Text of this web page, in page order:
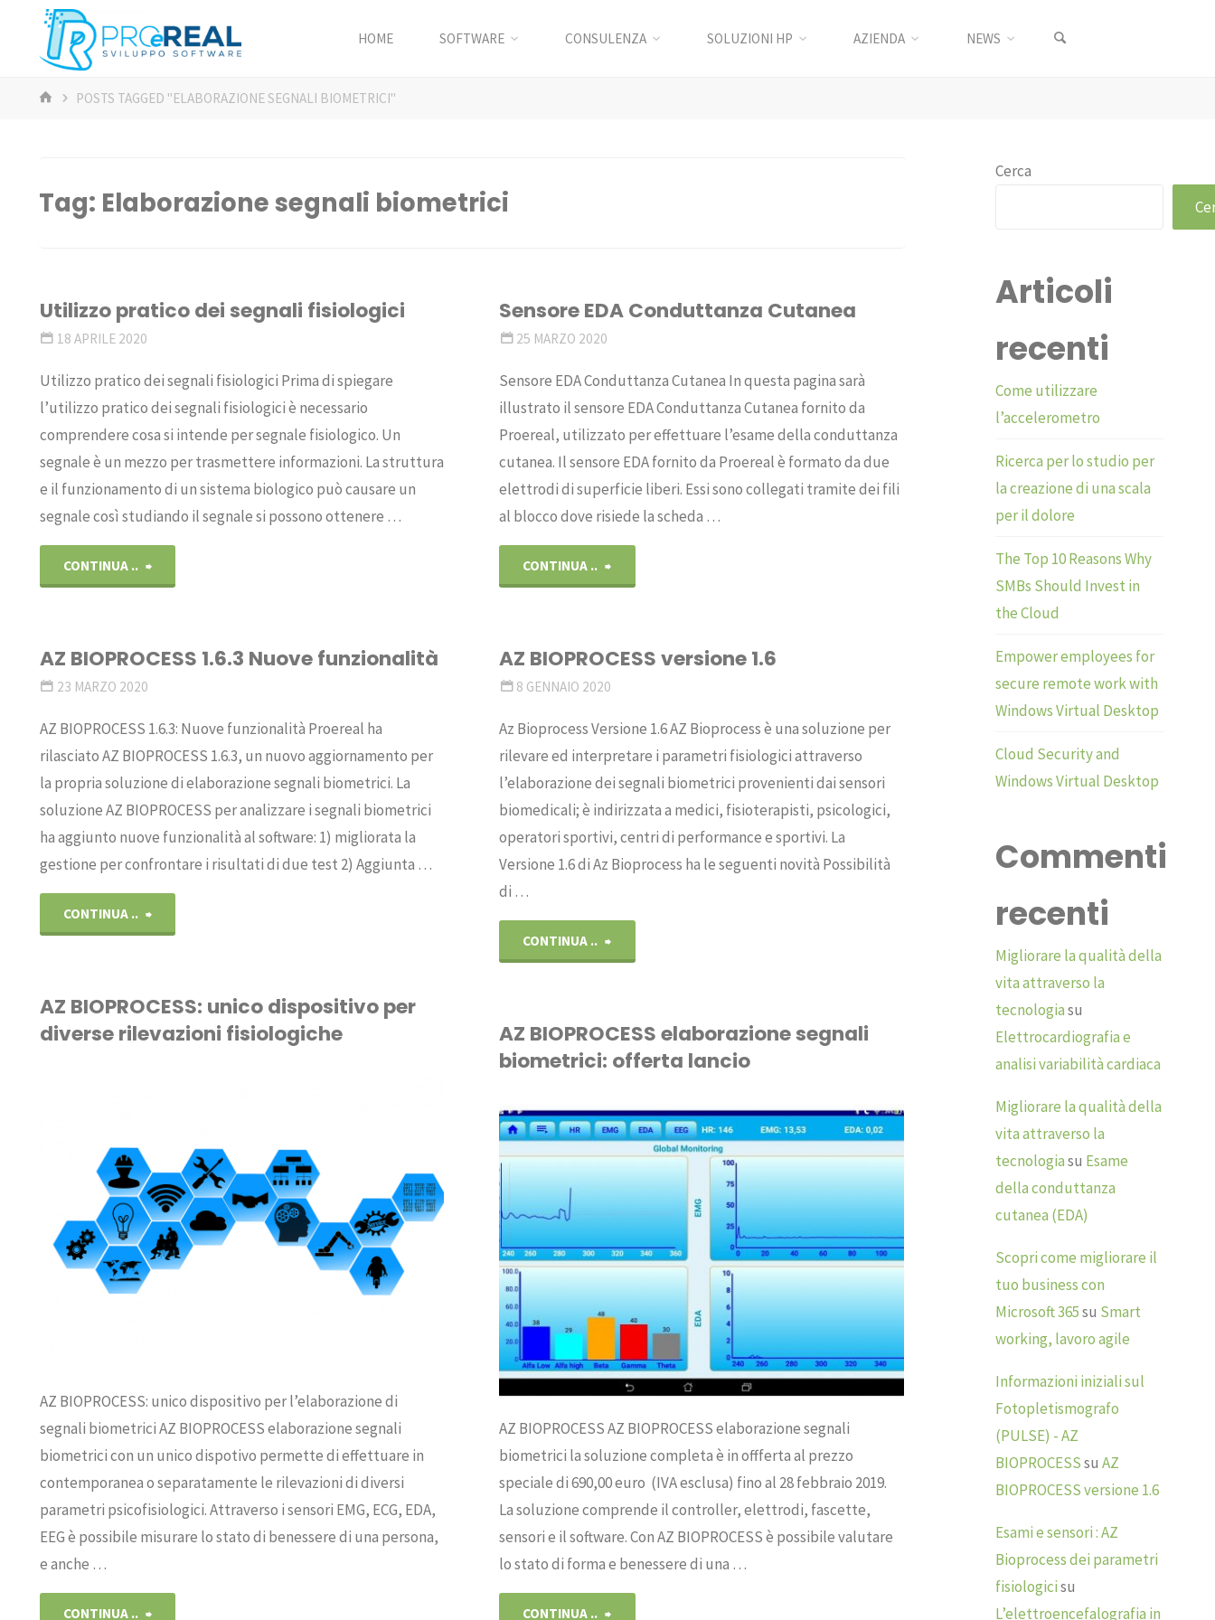
content
PROGETTAZIONE,
REALIZZAZIONE,
HOME SOFTWARE CONSULENZA SOLUZIONI HP AZIENDA NEWS
HOMEPOSTS TAGGED "ELABORAZIONE SEGNALI BIOMETRICI"
Tag: Elaborazione segnali biometrici
Utilizzo pratico dei segnali fisiologici
18 APRILE 2020
Utilizzo pratico dei segnali fisiologici Prima di spiegare
l’utilizzo pratico dei segnali fisiologici è necessario
comprendere cosa si intende per segnale fisiologico. Un
segnale è un mezzo per trasmettere informazioni. La struttura
e il funzionamento di un sistema biologico può causare un
segnale così studiando il segnale si possono ottenere …
CONTINUA .. "Utilizzo
dei
fisiologici"
Sensore EDA Conduttanza Cutanea
25 MARZO 2020
Sensore EDA Conduttanza Cutanea In questa pagina sarà
illustrato il sensore EDA Conduttanza Cutanea fornito da
Proereal, utilizzato per effettuare l’esame della conduttanza
cutanea. Il sensore EDA fornito da Proereal è formato da due
elettrodi di superficie liberi. Essi sono collegati tramite dei fili
al blocco dove risiede la scheda …
CONTINUA ..
Conduttanza
AZ BIOPROCESS 1.6.3 Nuove funzionalità
23 MARZO 2020
AZ BIOPROCESS 1.6.3: Nuove funzionalità Proereal ha
rilasciato AZ BIOPROCESS 1.6.3, un nuovo aggiornamento per
la propria soluzione di elaborazione segnali biometrici. La
soluzione AZ BIOPROCESS per analizzare i segnali biometrici
ha aggiunto nuove funzionalità al software: 1) migliorata la
gestione per confrontare i risultati di due test 2) Aggiunta …
CONTINUA .. "AZ
1.6.3
Nuove
AZ BIOPROCESS versione 1.6
8 GENNAIO 2020
Az Bioprocess Versione 1.6 AZ Bioprocess è una soluzione per
rilevare ed interpretare i parametri fisiologici attraverso
l’elaborazione dei segnali biometrici provenienti dai sensori
biomedicali; è indirizzata a medici, fisioterapisti, psicologici,
operatori sportivi, centri di performance e sportivi. La
Versione 1.6 di Az Bioprocess ha le seguenti novità Possibilità
di …
CONTINUA ..
versione
1.6"
AZ BIOPROCESS: unico dispositivo per
diverse rilevazioni fisiologiche
AZ BIOPROCESS: unico dispositivo per l’elaborazione di
segnali biometrici AZ BIOPROCESS elaborazione segnali
biometrici con un unico dispotivo permette di effettuare in
contemporanea o separatamente le rilevazioni di diversi
parametri psicofisiologici. Attraverso i sensori EMG, ECG, EDA,
EEG è possibile misurare lo stato di benessere di una persona,
e anche …
CONTINUA .. "AZ
AZ BIOPROCESS elaborazione segnali
biometrici: offerta lancio
AZ BIOPROCESS AZ BIOPROCESS elaborazione segnali
biometrici la soluzione completa è in offferta al prezzo
speciale di 690,00 euro (IVA esclusa) fino al 28 febbraio 2019.
La soluzione comprende il controller, elettrodi, fascette,
sensori e il software. Con AZ BIOPROCESS è possibile valutare
lo stato di forma e benessere di una …
CONTINUA ..
Cerca
Articoli
recenti
Come utilizzare
l’accelerometro
Ricerca per lo studio per
la creazione di una scala
per il dolore
The Top 10 Reasons Why
SMBs Should Invest in
the Cloud
Empower employees for
secure remote work with
Windows Virtual Desktop
Cloud Security and
Windows Virtual Desktop
Commenti
recenti
Migliorare la qualità della
vita attraverso la
tecnologiasu
Elettrocardiografia e
analisi variabilità cardiaca
Migliorare la qualità della
vita attraverso la
tecnologiasu Esame
della conduttanza
cutanea (EDA)
Scopri come migliorare il
tuo business con
Microsoft 365su Smart
working, lavoro agile
Informazioni iniziali sul
Fotopletismografo
(PULSE) - AZ
BIOPROCESSsuAZ
BIOPROCESS versione 1.6
Esami e sensori : AZ
Bioprocess dei parametri
fisiologicisu
L’elettroencefalografia in